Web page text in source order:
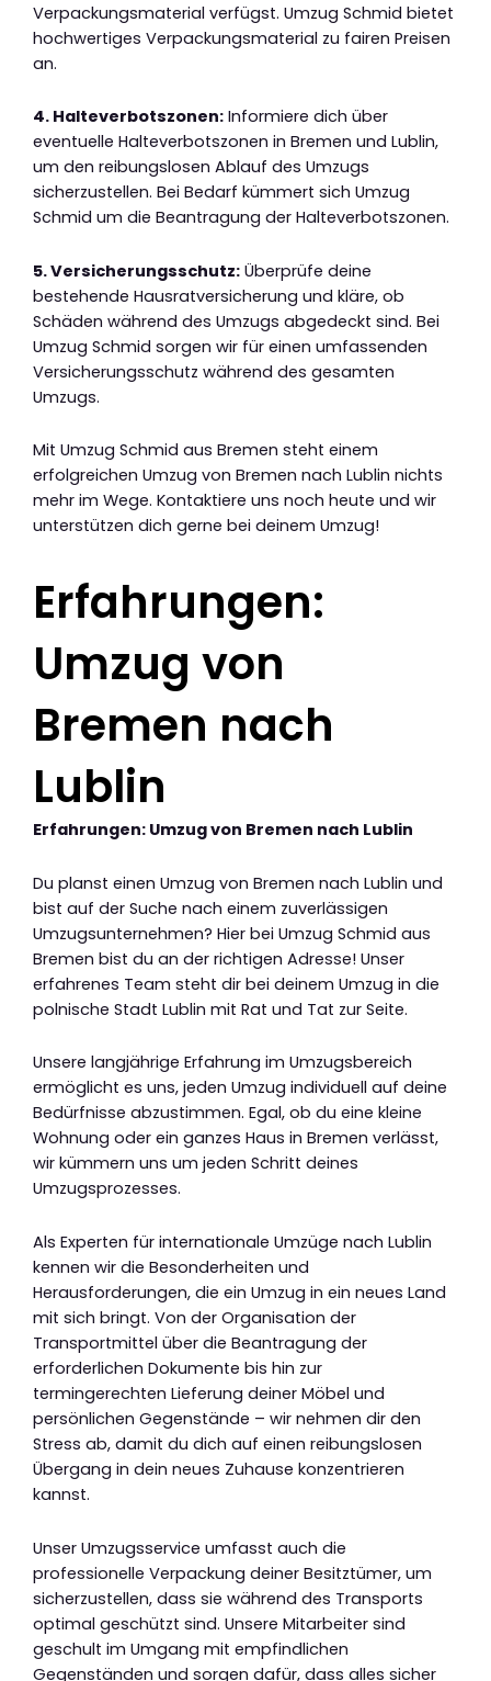
Verpackungsmaterial verfügst. Umzug Schmid bietet
hochwertiges Verpackungsmaterial zu fairen Preisen
an.
4. Halteverbotszonen: Informiere dich über
eventuelle Halteverbotszonen in Bremen und Lublin,
um den reibungslosen Ablauf des Umzugs
sicherzustellen. Bei Bedarf kümmert sich Umzug
Schmid um die Beantragung der Halteverbotszonen.
5. Versicherungsschutz: Überprüfe deine
bestehende Hausratversicherung und kläre, ob
Schäden während des Umzugs abgedeckt sind. Bei
Umzug Schmid sorgen wir für einen umfassenden
Versicherungsschutz während des gesamten
Umzugs.
Mit Umzug Schmid aus Bremen steht einem
erfolgreichen Umzug von Bremen nach Lublin nichts
mehr im Wege. Kontaktiere uns noch heute und wir
unterstützen dich gerne bei deinem Umzug!
Erfahrungen:
Umzug von
Bremen nach
Lublin
Erfahrungen: Umzug von Bremen nach Lublin
Du planst einen Umzug von Bremen nach Lublin und
bist auf der Suche nach einem zuverlässigen
Umzugsunternehmen? Hier bei Umzug Schmid aus
Bremen bist du an der richtigen Adresse! Unser
erfahrenes Team steht dir bei deinem Umzug in die
polnische Stadt Lublin mit Rat und Tat zur Seite.
Unsere langjährige Erfahrung im Umzugsbereich
ermöglicht es uns, jeden Umzug individuell auf deine
Bedürfnisse abzustimmen. Egal, ob du eine kleine
Wohnung oder ein ganzes Haus in Bremen verlässt,
wir kümmern uns um jeden Schritt deines
Umzugsprozesses.
Als Experten für internationale Umzüge nach Lublin
kennen wir die Besonderheiten und
Herausforderungen, die ein Umzug in ein neues Land
mit sich bringt. Von der Organisation der
Transportmittel über die Beantragung der
erforderlichen Dokumente bis hin zur
termingerechten Lieferung deiner Möbel und
persönlichen Gegenstände – wir nehmen dir den
Stress ab, damit du dich auf einen reibungslosen
Übergang in dein neues Zuhause konzentrieren
kannst.
Unser Umzugsservice umfasst auch die
professionelle Verpackung deiner Besitztümer, um
sicherzustellen, dass sie während des Transports
optimal geschützt sind. Unsere Mitarbeiter sind
geschult im Umgang mit empfindlichen
Gegenständen und sorgen dafür, dass alles sicher